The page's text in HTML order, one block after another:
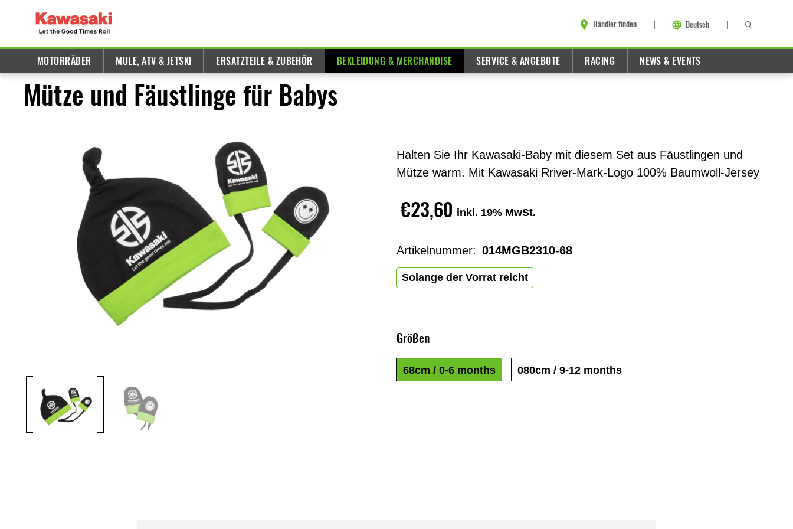
Händler finden Deutsch
MOTORRÄDER MULE, ATV & JETSKI ERSATZTEILE & ZUBEHÖR BEKLEIDUNG & MERCHANDISE SERVICE & ANGEBOTE RACING NEWS & EVENTS
Mütze und Fäustlinge für Babys
Halten Sie Ihr Kawasaki-Baby mit diesem Set aus Fäustlingen und
Mütze warm. Mit Kawasaki Rriver-Mark-Logo 100% Baumwoll-Jersey
€23,60 inkl. 19% MwSt.
Solange der Vorrat reicht
Größen
68cm / 0-6 months 080cm / 9-12 months
Artikelnummer: 014MGB2310-68